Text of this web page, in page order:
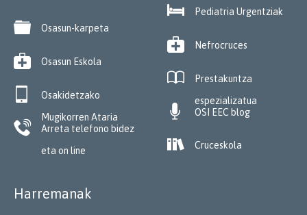
 Osasun-karpeta
 Osasun Eskola

Osakidetzako
Mugikorren Ataria

Arreta telefono bidez
eta on line
 Pediatria Urgentziak
 Nefrocruces

Prestakuntza
espezializatua
 OSI EEC blog
 Cruceskola
Harremanak